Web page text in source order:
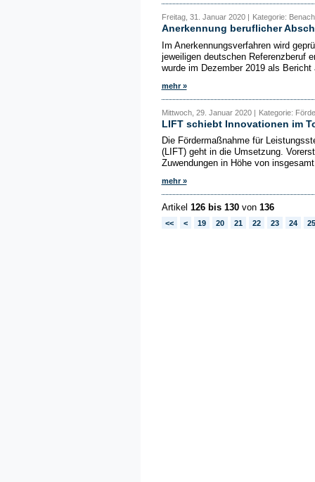
Freitag, 31. Januar 2020 | Kategorie:
Anerkennung beruflicher
Im Anerkennungsverfahren wird
jeweiligen deutschen Referenzberuf
wurde im Dezember 2019 als
mehr »
Mittwoch, 29. Januar 2020 | Kategorie:
LIFT schiebt Innovationen im
Die Fördermaßnahme für
(LIFT) geht in die Umsetzung.
Zuwendungen in Höhe von
mehr »
Artikel 126 bis 130von 136
<< < 19 20 21 22 23 24 25